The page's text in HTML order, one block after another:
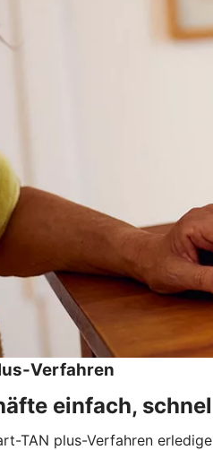
Verfahren
einfach,
TAN plus-Verfahren